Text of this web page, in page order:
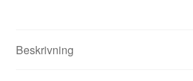
Beskrivning